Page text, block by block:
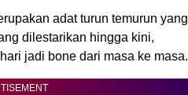
adat turun temurun yang
dilestarikan hingga kini,
jadi bone dari masa ke masa.